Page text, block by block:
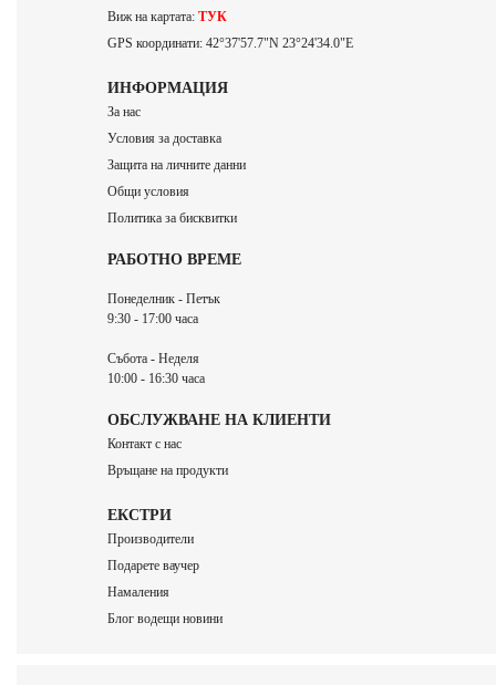
Виж на картата: ТУК
GPS координати: 42°37'57.7"N 23°24'34.0"E
ИНФОРМАЦИЯ
За нас
Условия за доставка
Защита на личните данни
Общи условия
Политика за бисквитки
РАБОТНО ВРЕМЕ
Понеделник - Петък
9:30 - 17:00 часа
Събота - Неделя
10:00 - 16:30 часа
ОБСЛУЖВАНЕ НА КЛИЕНТИ
Контакт с нас
Връщане на продукти
ЕКСТРИ
Производители
Подарете ваучер
Намаления
Блог водещи новини